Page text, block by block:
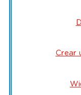
Crear